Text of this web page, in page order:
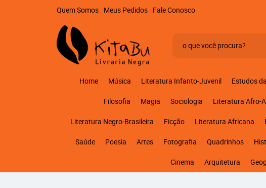
Quem Somos Meus Pedidos Fale Conosco
Home Música Literatura Infanto-Juvenil Estudos
Filosofia Magia Sociologia Literatura Afro-
Literatura Negro-Brasileira Ficção Literatura Africana
Saúde Poesia Artes Fotografia Quadrinhos
Cinema Arquitetura